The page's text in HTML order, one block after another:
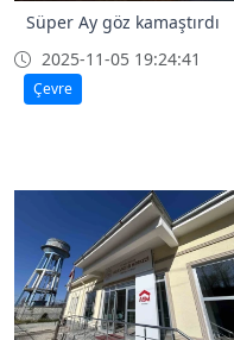
Süper Ay göz kamaştırdı
2025-11-05 19:24:41
Çevre